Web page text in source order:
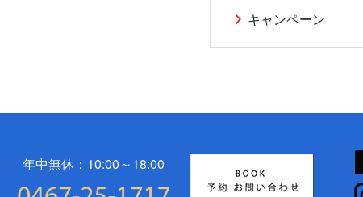
キャンペーン
年中無休：10:00～18:00